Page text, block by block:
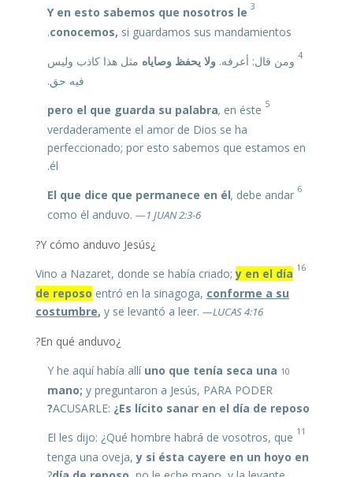
3
Y en esto sabemos que nosotros le
conocemos, si guardamos sus mandamientos.
4 ومن قال: أعرفه.ولا يحفظ وصاياه مثل هذا كاذب وليس
فيه حق.
5
pero el que guarda su palabra, en éste
verdaderamente el amor de Dios se ha
perfeccionado; por esto sabemos que estamos en
él.
6
El que dice que permanece en él, debe andar
como él anduvo. —1 JUAN 2:3-6
¿Y cómo anduvo Jesús?
16
y en el día
de reposo entró en la sinagoga, conforme a su
costumbre, y se levantó a leer. —LUCAS 4:16
¿En qué anduvo?
10
uno que tenía seca una
mano; y preguntaron a Jesús, PARA PODER
ACUSARLE: ¿Es lícito sanar en el día de reposo?
11
El les dijo: ¿Qué hombre habrá de vosotros, que
tenga una oveja,y si ésta cayere en un hoyo en